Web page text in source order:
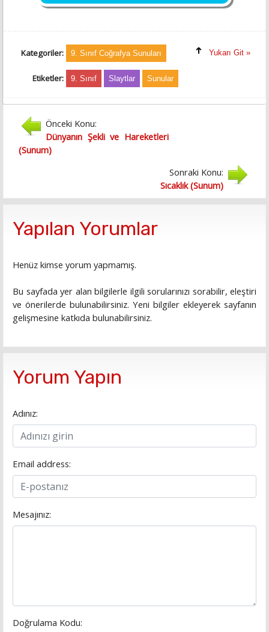
Kategoriler: 9. Sınıf Coğrafya Sunuları Yukarı Git »
Etiketler: 9. Sınıf Slaytlar Sunular
Önceki Konu:
Dünyanın Şekli ve Hareketleri
(Sunum)
Sonraki Konu:
Sıcaklık (Sunum)
Yapılan Yorumlar
Henüz kimse yorum yapmamış.
Bu sayfada yer alan bilgilerle ilgili sorularınızı sorabilir, eleştiri
ve önerilerde bulunabilirsiniz. Yeni bilgiler ekleyerek sayfanın
gelişmesine katkıda bulunabilirsiniz.
Yorum Yapın
Adınız:
Email address:
Mesajınız:
Doğrulama Kodu: